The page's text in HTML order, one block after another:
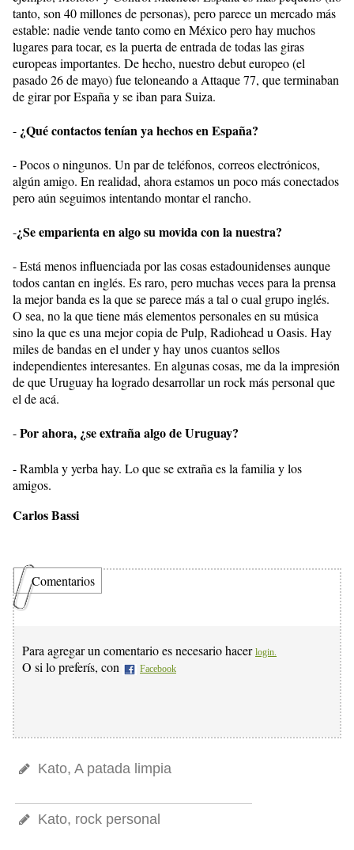
tanto, son 40 millones de personas), pero parece un mercado más
estable: nadie vende tanto como en México pero hay muchos
lugares para tocar, es la puerta de entrada de todas las giras
europeas importantes. De hecho, nuestro debut europeo (el
pasado 26 de mayo) fue teloneando a Attaque 77, que terminaban
de girar por España y se iban para Suiza.
- ¿Qué contactos tenían ya hechos en España?
- Pocos o ningunos. Un par de teléfonos, correos electrónicos,
algún amigo. En realidad, ahora estamos un poco más conectados
pero aún seguimos intentando montar el rancho.
-¿Se emparienta en algo su movida con la nuestra?
- Está menos influenciada por las cosas estadounidenses aunque
todos cantan en inglés. Es raro, pero muchas veces para la prensa
la mejor banda es la que se parece más a tal o cual grupo inglés.
O sea, no la que tiene más elementos personales en su música
sino la que es una mejor copia de Pulp, Radiohead u Oasis. Hay
miles de bandas en el under y hay unos cuantos sellos
independientes interesantes. En algunas cosas, me da la impresión
de que Uruguay ha logrado desarrollar un rock más personal que
el de acá.
-Por ahora, ¿se extraña algo de Uruguay?
- Rambla y yerba hay. Lo que se extraña es la familia y los
amigos.
Carlos Bassi
Comentarios
Para agregar un comentario es necesario hacer login.
O si lo preferís, con Facebook
Kato, A patada limpia
Kato, rock personal